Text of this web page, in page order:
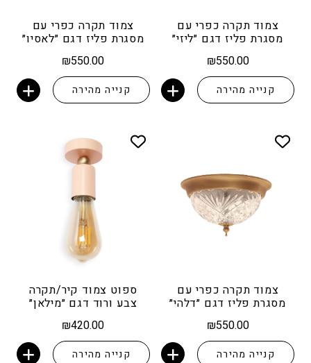
צמוד תקרה כפרי עם
מסגרת פליז דגם ״ליזי״
₪550.00
קנייה מהירה
צמוד תקרה כפרי עם
מסגרת פליז דגם ״לאסיו״
₪550.00
קנייה מהירה
צמוד תקרה כפרי עם
מסגרת פליז דגם ״דלהי״
₪550.00
קנייה מהירה
ספוט צמוד קיר/תקרה
צבע ורוד דגם ״מילאן״
₪420.00
קנייה מהירה